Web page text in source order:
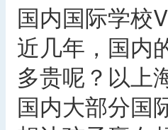
国内国际学校
近几年，国内
多贵呢？以上
国内大部分国